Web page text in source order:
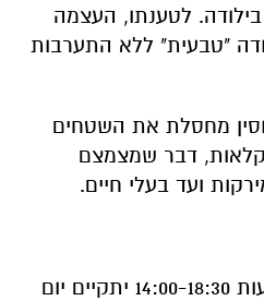
לטענתו, העצמה
"טבעית" ללא התערבות
מחסלת את השטחים
דבר שמצמצם
ועד בעלי חיים.
ביום שני ה-15.1 בין השעות 14:00-18:30 יתקיים יום